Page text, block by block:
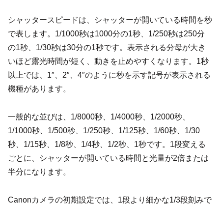
シャッタースピードは、シャッターが開いている時間を秒
で表します。1/1000秒は1000分の1秒、1/250秒は250分
の1秒、1/30秒は30分の1秒です。表示される分母が大き
いほど露光時間が短く、動きを止めやすくなります。1秒
以上では、1″、2″、4″のように秒を示す記号が表示される
機種があります。
一般的な並びは、1/8000秒、1/4000秒、1/2000秒、
1/1000秒、1/500秒、1/250秒、1/125秒、1/60秒、1/30
秒、1/15秒、1/8秒、1/4秒、1/2秒、1秒です。1段変える
ごとに、シャッターが開いている時間と光量が2倍または
半分になります。
Canonカメラの初期設定では、1段より細かな1/3段刻みで